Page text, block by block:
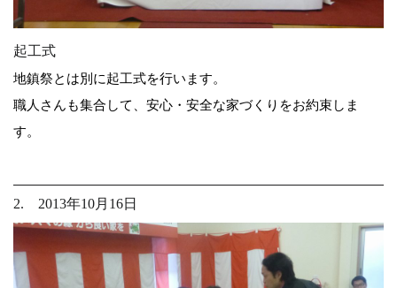
起工式
地鎮祭とは別に起工式を行います。
職人さんも集合して、安心・安全な家づくりをお約束しま
す。
2. 2013年10月16日